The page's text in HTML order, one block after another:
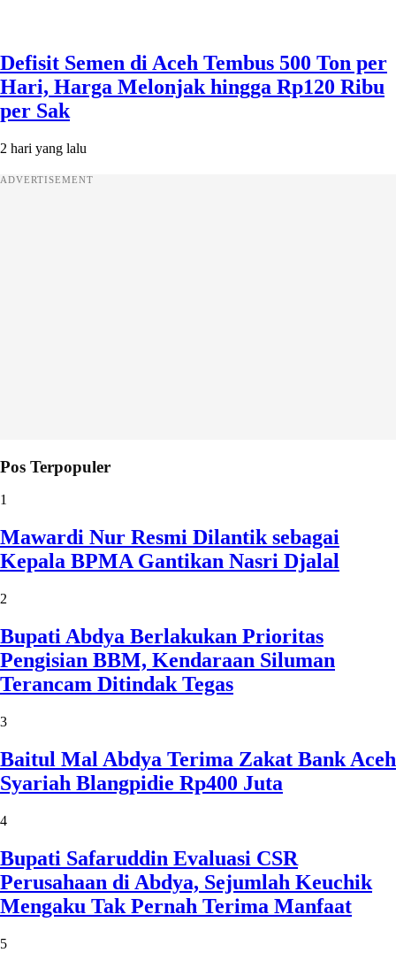
Defisit Semen di Aceh Tembus 500 Ton per
Hari, Harga Melonjak hingga Rp120 Ribu
per Sak
2 hari yang lalu
ADVERTISEMENT
Pos Terpopuler
1
Mawardi Nur Resmi Dilantik sebagai
Kepala BPMA Gantikan Nasri Djalal
2
Bupati Abdya Berlakukan Prioritas
Pengisian BBM, Kendaraan Siluman
Terancam Ditindak Tegas
3
Baitul Mal Abdya Terima Zakat Bank Aceh
Syariah Blangpidie Rp400 Juta
4
Bupati Safaruddin Evaluasi CSR
Perusahaan di Abdya, Sejumlah Keuchik
Mengaku Tak Pernah Terima Manfaat
5